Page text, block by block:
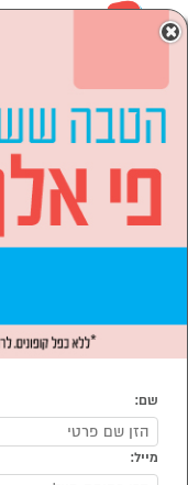
חומרה/רכיבים למחשב
כרטיסי קול
נמצאו 1 מוצרי כרטיסי קול
מיון: הפופולרים ביותר
×
שם:
מייל: